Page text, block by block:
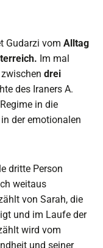
Gudarzi vom Alltag
Im mal
drei
des Iraners A.
in die
der emotionalen
dritte Person
weitaus
von Sarah, die
und im Laufe der
wird vom
und seiner